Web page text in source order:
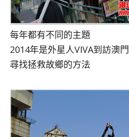
每年都有不同的主題
2014年是外星人VIVA到訪澳門
尋找拯救故鄉的方法